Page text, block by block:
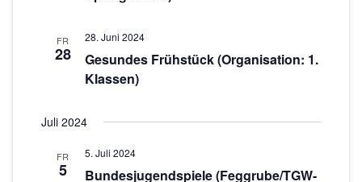
N
A
FR
28
28. Juni 2024
Gesundes Frühstück (Organisation: 1.
Klassen)
Juli 2024
FR
5
5. Juli 2024
Bundesjugendspiele (Feggrube/TGW-